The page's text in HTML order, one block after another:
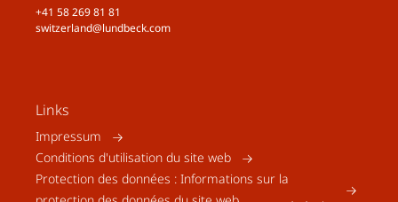
+41 58 269 81 81
switzerland@lundbeck.com
Links
Impressum
Conditions d'utilisation du site web
Protection des données : Informations sur la